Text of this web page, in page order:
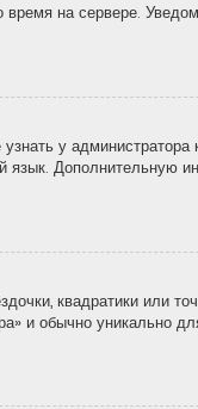
на сервере.
у
язык. Дополнительную
квадратики или
и обычно уникально